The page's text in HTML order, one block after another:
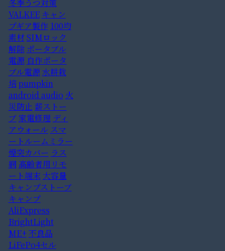
冬季うつ対策
VALKEE キャン
プギア製作 100均
素材SIMロック
解除 ポータブル
電源 自作ポータ
ブル電源水耕栽
培pumpkin
android audio 火
災防止 薪ストー
ブ家電修理 ディ
アウォール スマ
ートルームミラー
煙突カバー ラス
網 高齢者用リモ
ート端末大容量
キャンプストーブ
キャンプ
AliExpress
BrightLight
ME+不良品
LiFePo4セル